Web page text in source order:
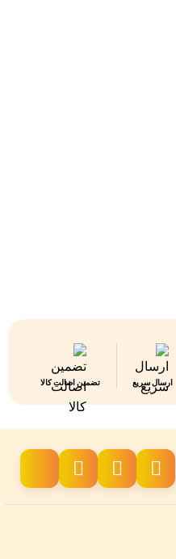
ارسال سریع تضمین اصالت کالا